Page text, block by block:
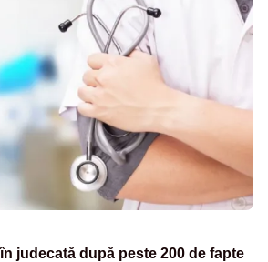
judecată după peste 200 de fapte